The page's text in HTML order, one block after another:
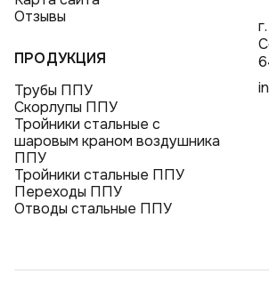
Отзывы
ПРОДУКЦИЯ
Трубы ППУ
Скорлупы ППУ
Тройники стальные с
шаровым краном воздушника
ППУ
Тройники стальные ППУ
Переходы ППУ
Отводы стальные ППУ